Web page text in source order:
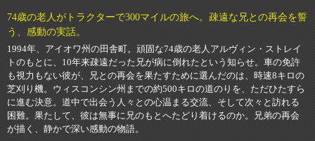
74歳の老人がトラクターで300マイルの旅へ。疎遠な兄との再会を誓
う、感動の実話。
1994年、アイオワ州の田舎町。頑固な74歳の老人アルヴィン・ストレイ
トのもとに、10年来疎遠だった兄が病に倒れたという知らせ。車の免許
も視力もない彼が、兄との再会を果たすために選んだのは、時速8キロの
芝刈り機。ウィスコンシン州までの約500キロの道のりを、ただひたすら
に進む決意。道中で出会う人々との心温まる交流、そして次々と訪れる
困難。果たして、彼は無事に兄のもとへたどり着けるのか。兄弟の再会
が描く、静かで深い感動の物語。